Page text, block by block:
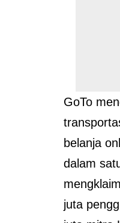
GoTo
belanja
dalam
juta